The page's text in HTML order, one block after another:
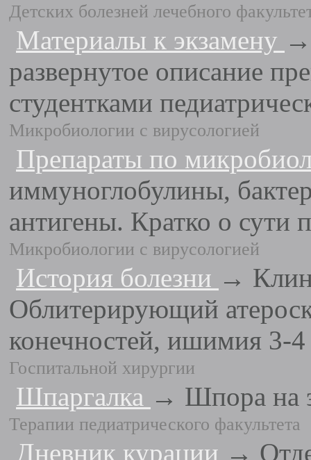
Детских болезней лечебного
Материалы к экзамену →
развернутое описание
студентками
Микробиологии с вирусологией
Препараты по
иммуноглобулины,
антигены. Кратко о сути
Микробиологии с вирусологией
История болезни →
Облитерирующий
конечностей, ишимия 3-
Госпитальной хирургии
Шпаргалка → Шпора на
Терапии педиатрического факультета
Дневник курации →